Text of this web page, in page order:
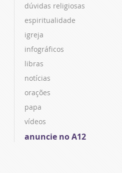
dúvidas religiosas
espiritualidade
igreja
infográficos
libras
notícias
orações
papa
vídeos
anuncie no A12